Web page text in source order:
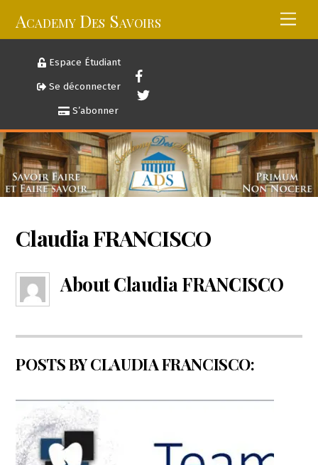
Academy Des Savoirs
Espace Étudiant
Se déconnecter
S’abonner
Claudia FRANCISCO
AboutClaudia FRANCISCO
POSTS BY CLAUDIA FRANCISCO: